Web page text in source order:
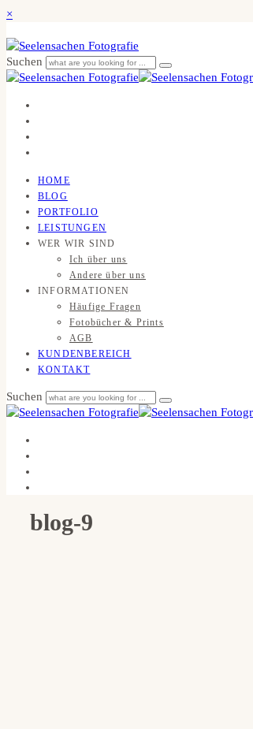
×
Suchen
HOME
BLOG
PORTFOLIO
LEISTUNGEN
WER WIR SIND
Ich über uns
Andere über uns
INFORMATIONEN
Häufige Fragen
Fotobücher & Prints
AGB
KUNDENBEREICH
KONTAKT
Suchen
blog-9